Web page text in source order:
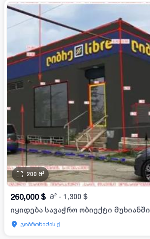
200 მ²
260,000 $ მ² - 1,300 $
იყიდება სავაჭრო ობიექტი მუხიანში
გობრონიძის ქ.